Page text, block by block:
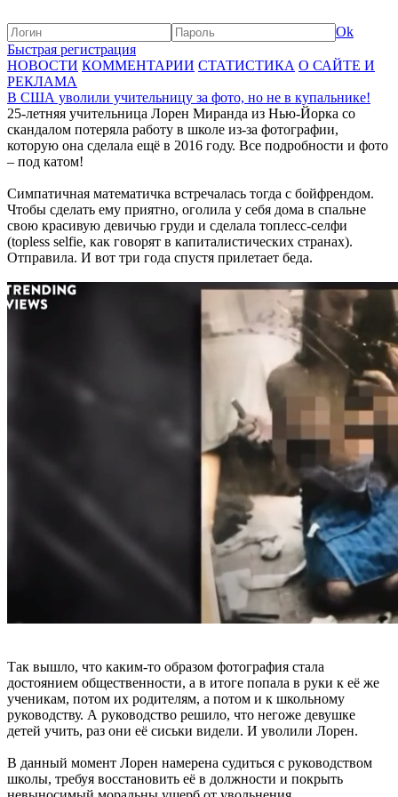
Ok
Быстрая регистрация
НОВОСТИ КОММЕНТАРИИ СТАТИСТИКА О САЙТЕ И
РЕКЛАМА
В США уволили учительницу за фото, но не в купальнике!
25-летняя учительница Лорен Миранда из Нью-Йорка со
скандалом потеряла работу в школе из-за фотографии,
которую она сделала ещё в 2016 году. Все подробности и фото
– под катом!
Симпатичная математичка встречалась тогда с бойфрендом.
Чтобы сделать ему приятно, оголила у себя дома в спальне
свою красивую девичью груди и сделала топлесс-селфи
(topless selfie, как говорят в капиталистических странах).
Отправила. И вот три года спустя прилетает беда.
Так вышло, что каким-то образом фотография стала
достоянием общественности, а в итоге попала в руки к её же
ученикам, потом их родителям, а потом и к школьному
руководству. А руководство решило, что негоже девушке
детей учить, раз они её сиськи видели. И уволили Лорен.
В данный момент Лорен намерена судиться с руководством
школы, требуя восстановить её в должности и покрыть